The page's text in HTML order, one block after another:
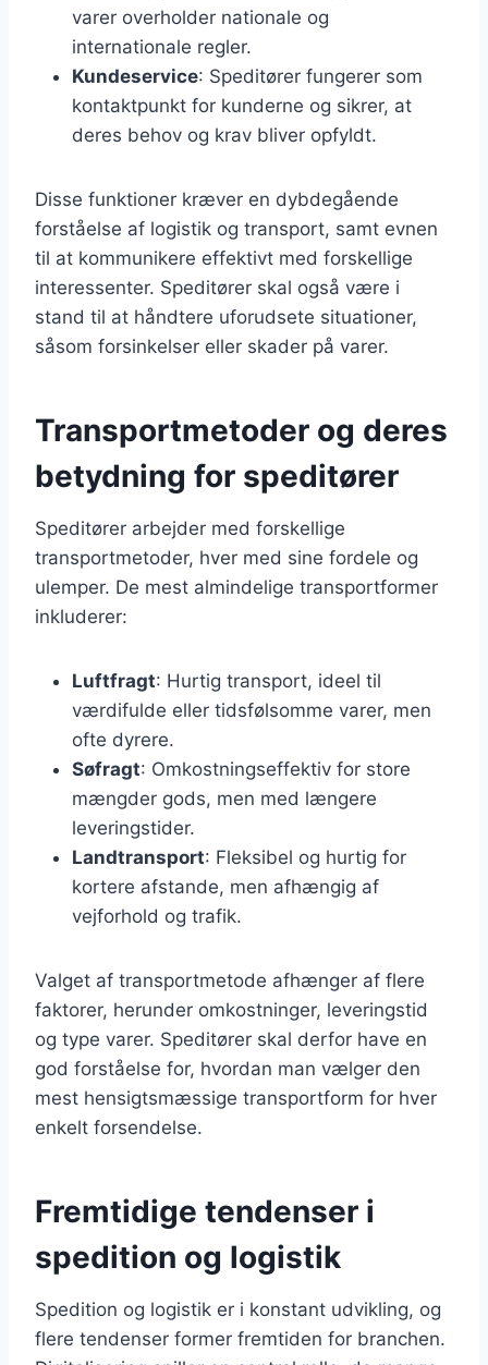
varer overholder nationale og
internationale regler.
Kundeservice: Speditører fungerer som
kontaktpunkt for kunderne og sikrer, at
deres behov og krav bliver opfyldt.
Disse funktioner kræver en dybdegående
forståelse af logistik og transport, samt evnen
til at kommunikere effektivt med forskellige
interessenter. Speditører skal også være i
stand til at håndtere uforudsete situationer,
såsom forsinkelser eller skader på varer.
Transportmetoder og deres
betydning for speditører
Speditører arbejder med forskellige
transportmetoder, hver med sine fordele og
ulemper. De mest almindelige transportformer
inkluderer:
Luftfragt: Hurtig transport, ideel til
værdifulde eller tidsfølsomme varer, men
ofte dyrere.
Søfragt: Omkostningseffektiv for store
mængder gods, men med længere
leveringstider.
Landtransport: Fleksibel og hurtig for
kortere afstande, men afhængig af
vejforhold og trafik.
Valget af transportmetode afhænger af flere
faktorer, herunder omkostninger, leveringstid
og type varer. Speditører skal derfor have en
god forståelse for, hvordan man vælger den
mest hensigtsmæssige transportform for hver
enkelt forsendelse.
Fremtidige tendenser i
spedition og logistik
Spedition og logistik er i konstant udvikling, og
flere tendenser former fremtiden for branchen.